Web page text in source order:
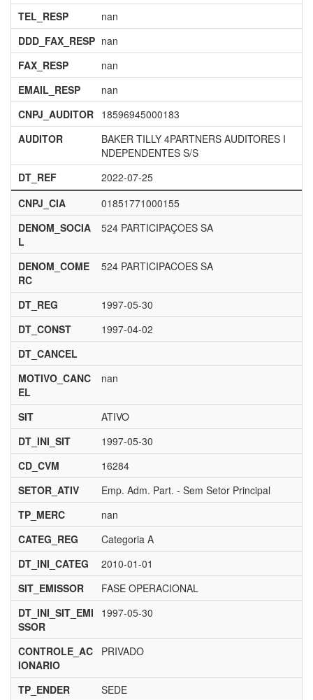
TEL_RESP
nan
DDD_FAX_RESP nan
FAX_RESP
nan
EMAIL_RESP
nan
CNPJ_AUDITOR
18596945000183
AUDITOR
BAKER TILLY 4PARTNERS AUDITORES I
NDEPENDENTES S/S
DT_REF
2022-07-25
CNPJ_CIA
01851771000155
DENOM_SOCIA
L
524 PARTICIPAÇOES SA
DENOM_COME
RC
524 PARTICIPACOES SA
DT_REG
1997-05-30
DT_CONST
1997-04-02
DT_CANCEL
MOTIVO_CANC
EL
nan
SIT
ATIVO
DT_INI_SIT
1997-05-30
CD_CVM
16284
SETOR_ATIV
Emp. Adm. Part. - Sem Setor Principal
TP_MERC
nan
CATEG_REG
Categoria A
DT_INI_CATEG
2010-01-01
SIT_EMISSOR
FASE OPERACIONAL
DT_INI_SIT_EMI
SSOR
1997-05-30
CONTROLE_AC
IONARIO
PRIVADO
TP_ENDER
SEDE